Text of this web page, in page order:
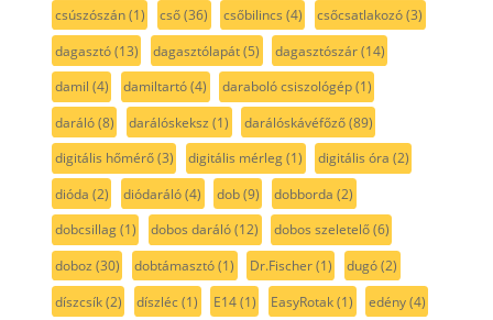
csúszószán(1) cső(36) csőbilincs (4) csőcsatlakozó(3)
dagasztó(13) dagasztólapát(5) dagasztószár(14)
damil (4) damiltartó(4) daraboló csiszológép(1)
daráló(8) darálóskeksz (1) darálóskávéfőző(89)
digitális hőmérő(3) digitális mérleg(1) digitális óra (2)
dióda (2) diódaráló(4) dob(9) dobborda (2)
dobcsillag(1) dobos daráló(12) dobos szeletelő(6)
doboz (30) dobtámasztó(1) Dr.Fischer(1) dugó(2)
díszcsík(2) díszléc(1) E14(1) EasyRotak(1) edény(4)